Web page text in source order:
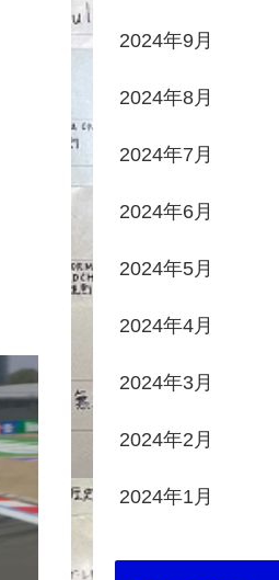
2024年9月
2024年8月
2024年7月
2024年6月
2024年5月
2024年4月
2024年3月
2024年2月
2024年1月